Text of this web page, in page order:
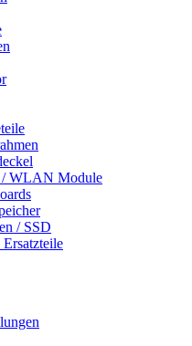
WLAN Module
/ SSD
Ersatzteile